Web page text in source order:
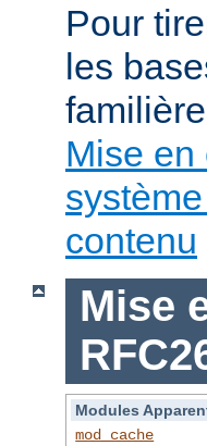
Pour
les
Mise
contenu
Mise
Modules
mod_cache